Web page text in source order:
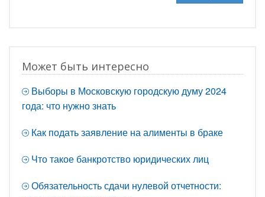
Может быть интересно
Выборы в Московскую городскую думу 2024
года: что нужно знать
Как подать заявление на алименты в браке
Что такое банкротство юридических лиц
Обязательность сдачи нулевой отчетности: